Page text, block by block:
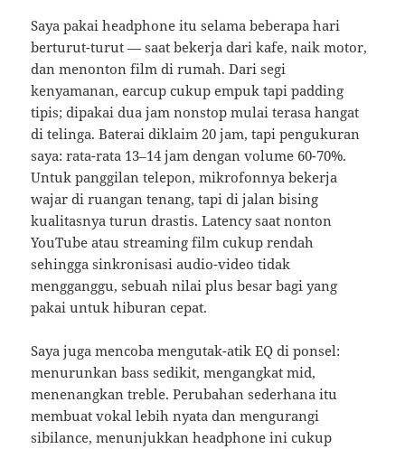
Saya pakai headphone itu selama beberapa hari
berturut-turut — saat bekerja dari kafe, naik motor,
dan menonton film di rumah. Dari segi
kenyamanan, earcup cukup empuk tapi padding
tipis; dipakai dua jam nonstop mulai terasa hangat
di telinga. Baterai diklaim 20 jam, tapi pengukuran
saya: rata-rata 13–14 jam dengan volume 60-70%.
Untuk panggilan telepon, mikrofonnya bekerja
wajar di ruangan tenang, tapi di jalan bising
kualitasnya turun drastis. Latency saat nonton
YouTube atau streaming film cukup rendah
sehingga sinkronisasi audio-video tidak
mengganggu, sebuah nilai plus besar bagi yang
pakai untuk hiburan cepat.
Saya juga mencoba mengutak-atik EQ di ponsel:
menurunkan bass sedikit, mengangkat mid,
menenangkan treble. Perubahan sederhana itu
membuat vokal lebih nyata dan mengurangi
sibilance, menunjukkan headphone ini cukup